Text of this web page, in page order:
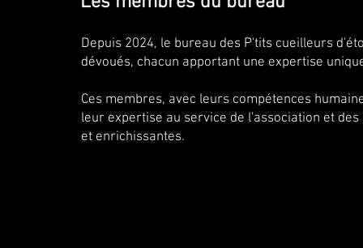
Depuis 2024, le bureau des P'tits cueilleurs
dévoués, chacun apportant une expertise
Ces membres, avec leurs compétences
leur expertise au service de l'association et
et enrichissantes.